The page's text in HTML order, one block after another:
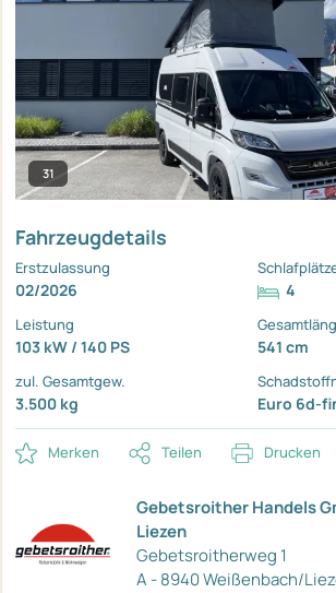
31
Fahrzeugdetails
Erstzulassung
02/2026 4
Leistung
103 kW / 140 PS 541 cm
zul. Gesamtgew.
3.500 kg Euro 6d-
Merken Teilen Drucken
Gebetsroither Handels
Liezen
Gebetsroitherweg 1
A - 8940 Weißenbach/